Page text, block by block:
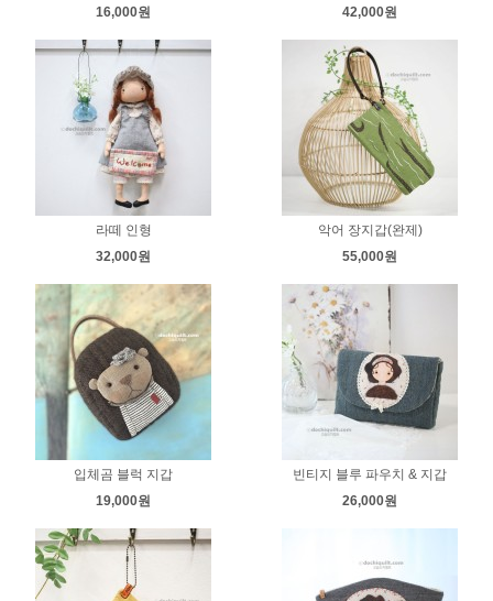
16,000원
42,000원
라떼 인형
32,000원
악어 장지갑(완제)
55,000원
입체곰 블럭 지갑
19,000원
빈티지 블루 파우치 & 지갑
26,000원